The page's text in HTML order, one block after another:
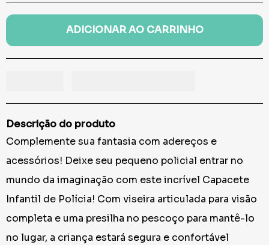
ADICIONAR AO CARRINHO
Descrição do produto
Complemente sua fantasia com adereços e
acessórios! Deixe seu pequeno policial entrar no
mundo da imaginação com este incrível Capacete
Infantil de Polícia! Com viseira articulada para visão
completa e uma presilha no pescoço para mantê-lo
no lugar, a criança estará segura e confortável